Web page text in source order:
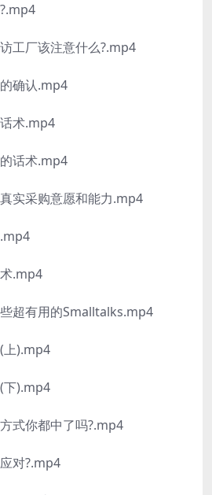
工厂该注意什么?.mp4
确认.mp4
术.mp4
话术.mp4
实采购意愿和能力.mp4
.mp4
超有用的Smalltalks.mp4
上).mp4
下).mp4
式你都中了吗?.mp4
对?.mp4